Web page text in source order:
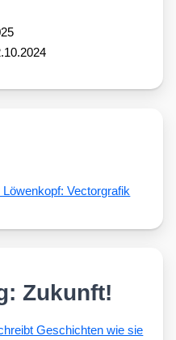
Zukunft!
Geschich­ten wie sie